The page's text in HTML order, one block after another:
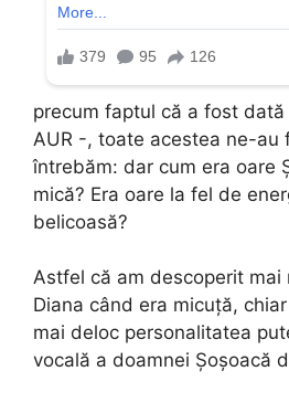
precum faptul că a fost
AUR -, toate acestea ne-au
întrebăm: dar cum era oare
mică? Era oare la fel de
belicoasă?
Astfel că am descoperit mai
Diana când era micuță,
mai deloc personalitatea
vocală a doamnei Șoșoacă